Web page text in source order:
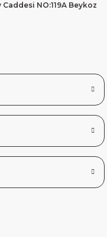
NO:119A Beykoz